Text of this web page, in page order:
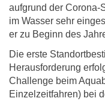
aufgrund der Corona-
im Wasser sehr
er zu Beginn des
Die erste
Herausforderung
Challenge beim
Einzelzeitfahren) bei